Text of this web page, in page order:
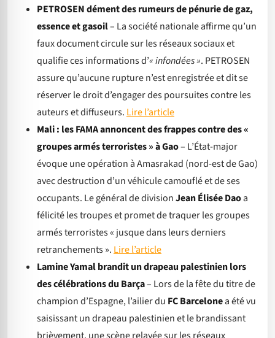
PETROSEN dément des rumeurs de pénurie de gaz,
essence et gasoil– La société nationale affirme qu’un
faux document circule sur les réseaux sociaux et
qualifie ces informations d’« infondées ». PETROSEN
assure qu’aucune rupture n’est enregistrée et dit se
réserver le droit d’engager des poursuites contre les
auteurs et diffuseurs. Lire l’article
Mali : les FAMA annoncent des frappes contre des «
groupes armés terroristes » à Gao– L’État-major
évoque une opération à Amasrakad (nord-est de Gao)
avec destruction d’un véhicule camouflé et de ses
occupants. Le général de divisionJean Élisée Daoa
félicité les troupes et promet de traquer les groupes
armés terroristes « jusque dans leurs derniers
retranchements ». Lire l’article
Lamine Yamal brandit un drapeau palestinien lors
des célébrations du Barça– Lors de la fête du titre de
champion d’Espagne, l’ailier du FC Barcelonea été vu
saisissant un drapeau palestinien et le brandissant